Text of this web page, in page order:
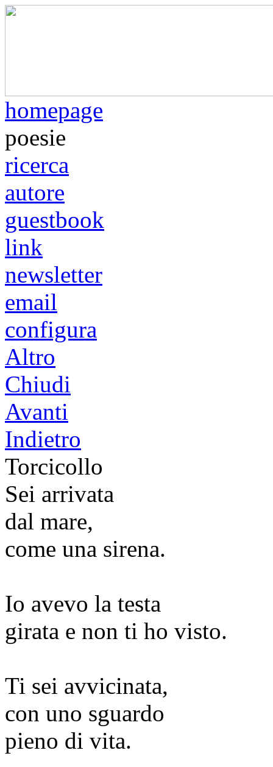
homepage
poesie
ricerca
autore
guestbook
link
newsletter
email
configura
Altro
Chiudi
Avanti
Indietro
Torcicollo
Sei arrivata
dal mare,
come una sirena.
Io avevo la testa
girata e non ti ho visto.
Ti sei avvicinata,
con uno sguardo
pieno di vita.